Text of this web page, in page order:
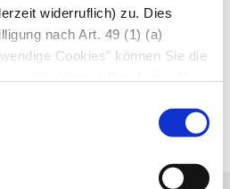
widerruflich) zu. Dies
nach Art. 49 (1) (a)
Cookies" können Sie die
zählen
Speiseröhrenrisse
( Mallory-Weiss-
Speiseröhren-
richtet sich nach